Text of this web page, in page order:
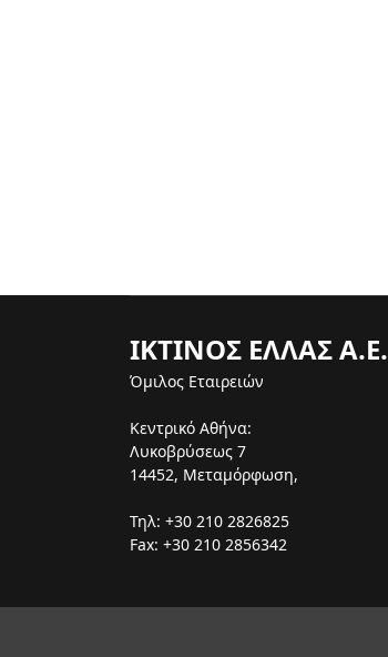
ΙΚΤΙΝΟΣ ΕΛΛΑΣ Α.Ε.
Όμιλος Εταιρειών
Κεντρικό Αθήνα:
Λυκοβρύσεως 7
14452, Μεταμόρφωση,
Τηλ: +30 210 2826825
Fax: +30 210 2856342